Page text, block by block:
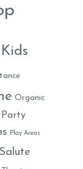
Kids
Organic
Party
Play Areas
Salute